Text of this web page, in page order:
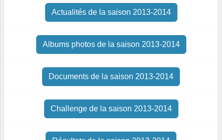
Actualités de la saison 2013-2014
Albums photos de la saison 2013-2014
Documents de la saison 2013-2014
Challenge de la saison 2013-2014